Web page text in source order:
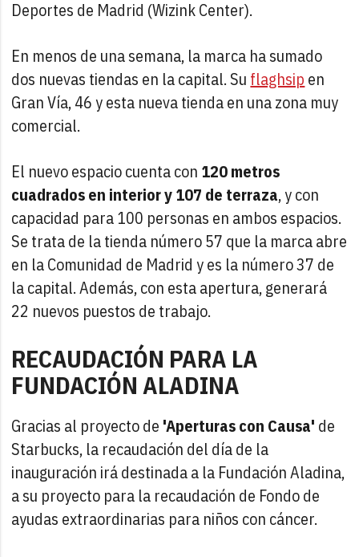
Deportes de Madrid (Wizink Center).
En menos de una semana, la marca ha sumado
dos nuevas tiendas en la capital. Su flaghsip en
Gran Vía, 46 y esta nueva tienda en una zona muy
comercial.
El nuevo espacio cuenta con 120 metros
cuadrados en interior y 107 de terraza, y con
capacidad para 100 personas en ambos espacios.
Se trata de la tienda número 57 que la marca abre
en la Comunidad de Madrid y es la número 37 de
la capital. Además, con esta apertura, generará
22 nuevos puestos de trabajo.
RECAUDACIÓN PARA LA
FUNDACIÓN ALADINA
Gracias al proyecto de 'Aperturas con Causa' de
Starbucks, la recaudación del día de la
inauguración irá destinada a la Fundación Aladina,
a su proyecto para la recaudación de Fondo de
ayudas extraordinarias para niños con cáncer.